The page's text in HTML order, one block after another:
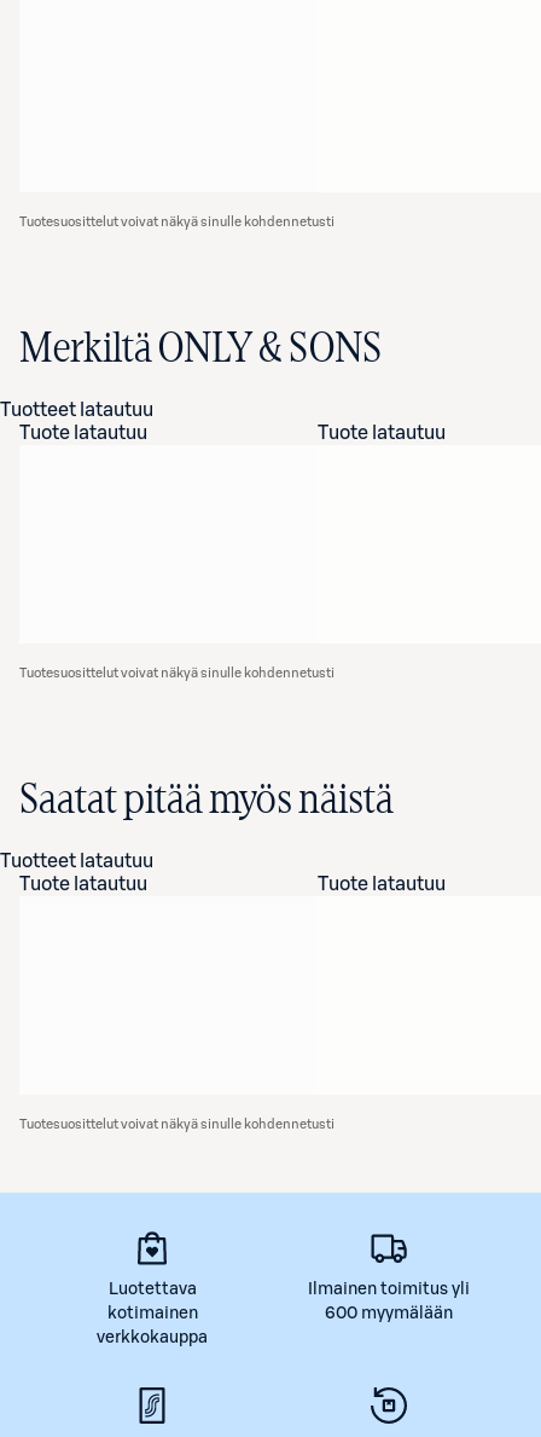
Tuotesuosittelut voivat näkyä sinulle kohdennetusti
Merkiltä ONLY & SONS
Tuotteet latautuu
Tuote latautuu
Tuote latautuu
Tuotesuosittelut voivat näkyä sinulle kohdennetusti
Saatat pitää myös näistä
Tuotteet latautuu
Tuote latautuu
Tuote latautuu
Tuotesuosittelut voivat näkyä sinulle kohdennetusti
Luotettava
kotimainen
verkkokauppa
Ilmainen toimitus yli
600 myymälään